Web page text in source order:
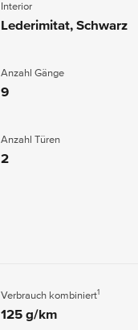
Interior
Lederimitat, Schwarz
Anzahl Gänge
9
Anzahl Türen
2
Verbrauch kombiniert1
125 g/km